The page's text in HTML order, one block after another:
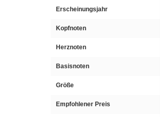
Erscheinungsjahr
Kopfnoten
Herznoten
Basisnoten
Größe
Empfohlener Preis